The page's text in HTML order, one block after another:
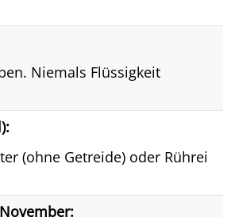
Niemals Flüssigkeit
(ohne Getreide) oder Rührei